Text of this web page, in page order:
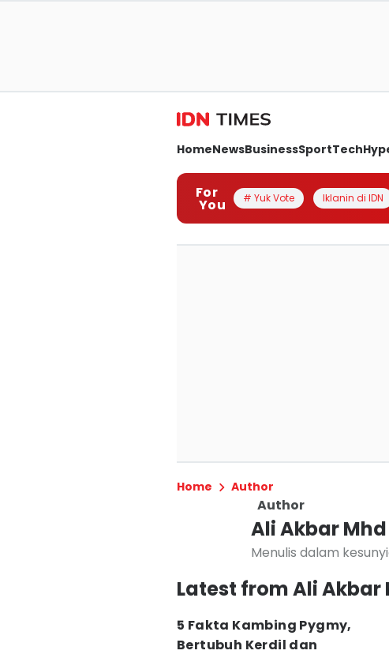
HomeNewsBusinessSportTech
For
You # Yuk Vote Iklanin di IDN
Home Author
Author
Ali Akbar Mhd
Menulis dalam
Latest from Ali Akbar
5 Fakta Kambing Pygmy,
Bertubuh Kerdil dan